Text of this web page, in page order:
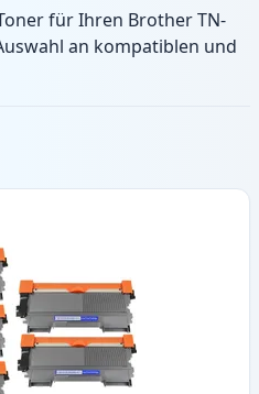
für Ihren Brother TN-
an kompatiblen und
gleichbleibender